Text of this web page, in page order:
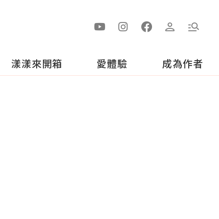
漾漾來開箱 愛體驗 成為作者